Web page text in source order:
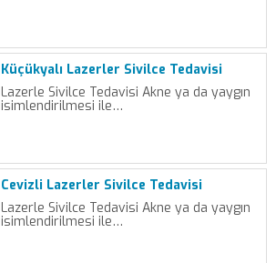
Küçükyalı Lazerler Sivilce Tedavisi
Lazerle Sivilce Tedavisi Akne ya da yaygın
isimlendirilmesi ile…
Cevizli Lazerler Sivilce Tedavisi
Lazerle Sivilce Tedavisi Akne ya da yaygın
isimlendirilmesi ile…